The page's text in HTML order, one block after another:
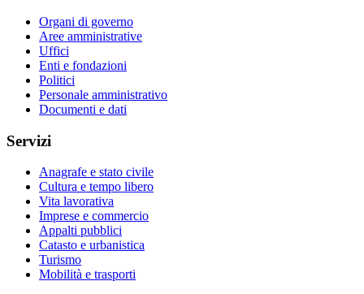
Organi di governo
Aree amministrative
Uffici
Enti e fondazioni
Politici
Personale amministrativo
Documenti e dati
Servizi
Anagrafe e stato civile
Cultura e tempo libero
Vita lavorativa
Imprese e commercio
Appalti pubblici
Catasto e urbanistica
Turismo
Mobilità e trasporti